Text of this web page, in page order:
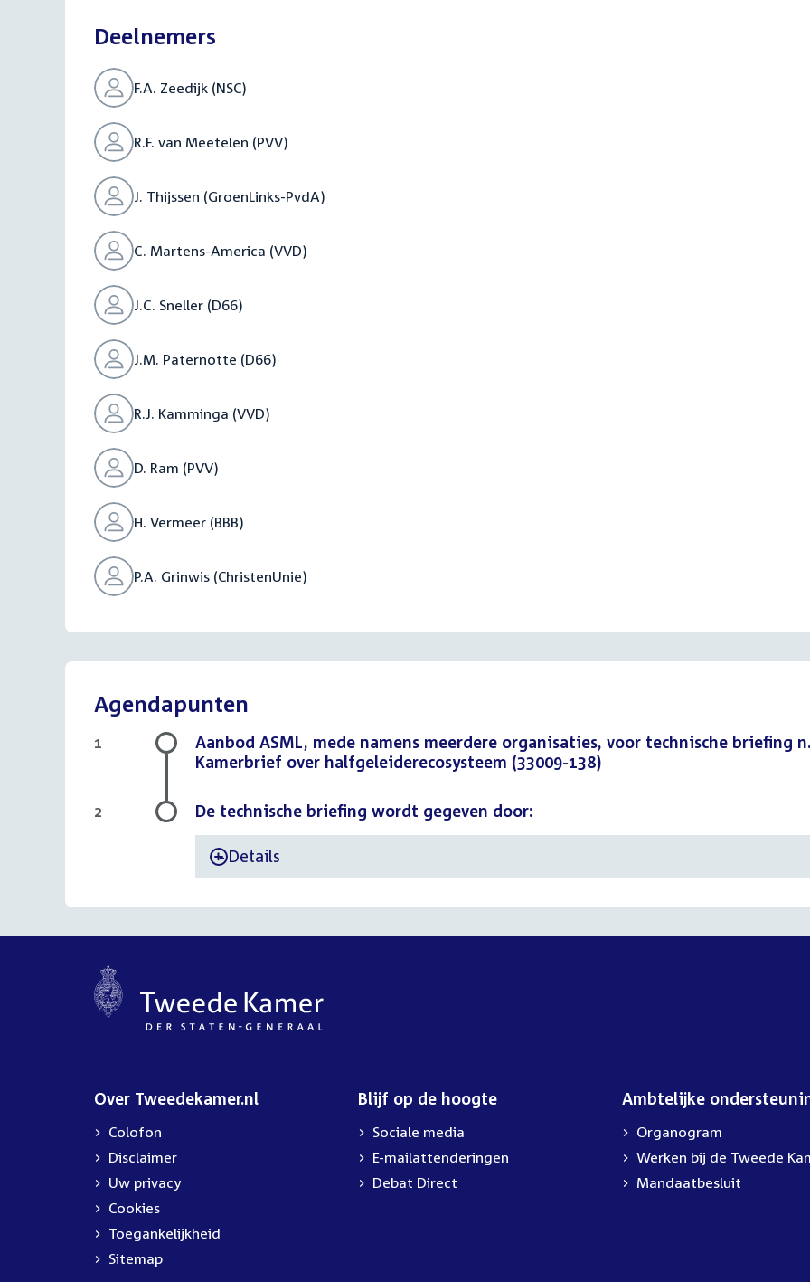
Deelnemers
F.A. Zeedijk (NSC)
R.F. van Meetelen (PVV)
J. Thijssen (GroenLinks-PvdA)
C. Martens-America (VVD)
J.C. Sneller (D66)
J.M. Paternotte (D66)
R.J. Kamminga (VVD)
D. Ram (PVV)
H. Vermeer (BBB)
P.A. Grinwis (ChristenUnie)
Agendapunten
Aanbod ASML, mede namens meerdere organisaties, voor technische briefing
Kamerbrief over halfgeleiderecosysteem (33009-138)
1
De technische briefing wordt gegeven door:
- Details
2
Over Tweedekamer.nl
Colofon
Disclaimer
Uw privacy
Cookies
Toegankelijkheid
Sitemap
Blijf op de hoogte
Sociale media
E-mailattenderingen
Debat Direct
Ambtelijke
Organogram
External
link:
Werken bij de Tweede
Mandaatbesluit